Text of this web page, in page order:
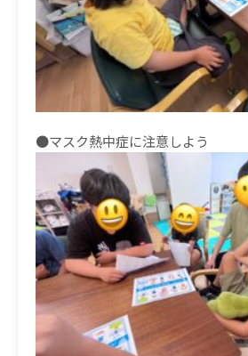
●マスク熱中症に注意しよう